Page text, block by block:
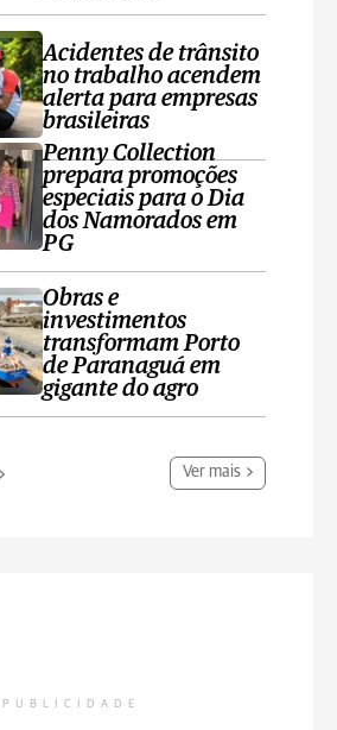
Acidentes de trânsito
no trabalho acendem
alerta para empresas
brasileiras
Penny Collection
prepara promoções
especiais para o Dia
dos Namorados em
PG
Obras e
investimentos
transformam Porto
de Paranaguá em
gigante do agro
Ver mais
PUBLICIDADE